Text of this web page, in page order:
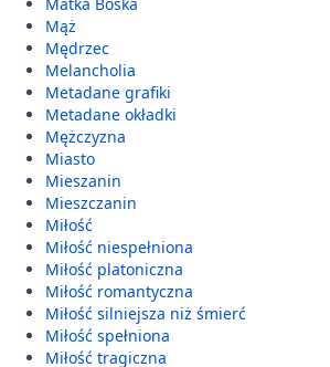
Mąż
Mędrzec
Melancholia
Metadane grafiki
Metadane okładki
Mężczyzna
Miasto
Mieszanin
Mieszczanin
Miłość
Miłość niespełniona
Miłość platoniczna
Miłość romantyczna
Miłość silniejsza niż śmierć
Miłość spełniona
Miłość tragiczna